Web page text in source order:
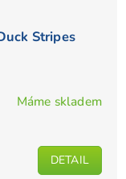
Stripes
Máme skladem
DETAIL